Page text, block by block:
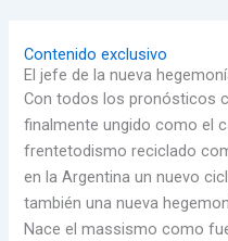
Contenido exclusivo
El jefe de la nueva
Con todos los pronósticos
finalmente ungido como el
frentetodismo reciclado
en la Argentina un nuevo
también una nueva
Nace el massismo como